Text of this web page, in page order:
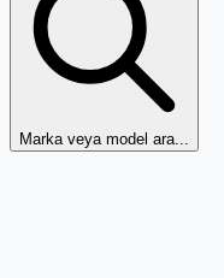
Marka veya model ara...